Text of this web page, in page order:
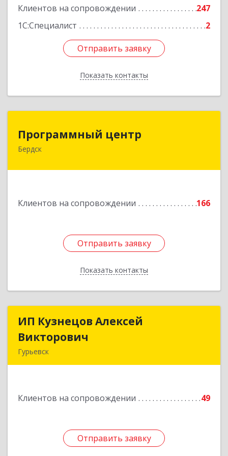
Клиентов на сопровождении
247
1С:Специалист
2
Отправить заявку
Показать контакты
Отправить заявку
Назад
Программный центр
Бердск
Клиентов на сопровождении 166
Отправить заявку
Показать контакты
Программный центр
Отправить заявку
Назад
ИП Кузнецов Алексей
Викторович
Гурьевск
Клиентов на сопровождении 49
Отправить заявку
ИП Кузнецов Алексей
Подробнее
Отправить заявку